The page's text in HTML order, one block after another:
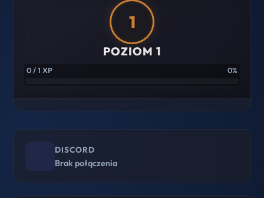
1
POZIOM 1
0 / 1 XP 0%
DISCORD
Brak połączenia